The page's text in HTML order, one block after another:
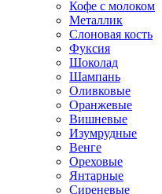
Кофе с молоком
Металлик
Слоновая кость
Фуксия
Шоколад
Шампань
Оливковые
Оранжевые
Вишневые
Изумрудные
Венге
Ореховые
Янтарные
Сиреневые